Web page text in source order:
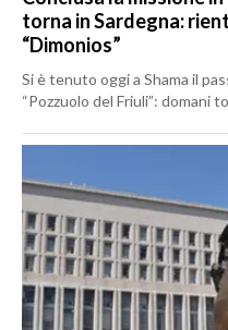
torna in Sardegna:
“Dimonios”
Si è tenuto oggi a Shama il
“Pozzuolo del Friuli”: domani